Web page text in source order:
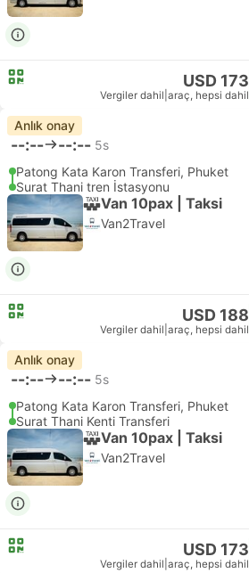
USD 173
Vergiler dahil araç, hepsi dahil
Anlık onay
--:-- --:-- 5s
Patong Kata Karon Transferi, Phuket
Surat Thani tren İstasyonu
Van 10pax | Taksi
Van2Travel
USD 188
Vergiler dahil araç, hepsi dahil
Anlık onay
--:-- --:-- 5s
Patong Kata Karon Transferi, Phuket
Surat Thani Kenti Transferi
Van 10pax | Taksi
Van2Travel
USD 173
Vergiler dahil araç, hepsi dahil